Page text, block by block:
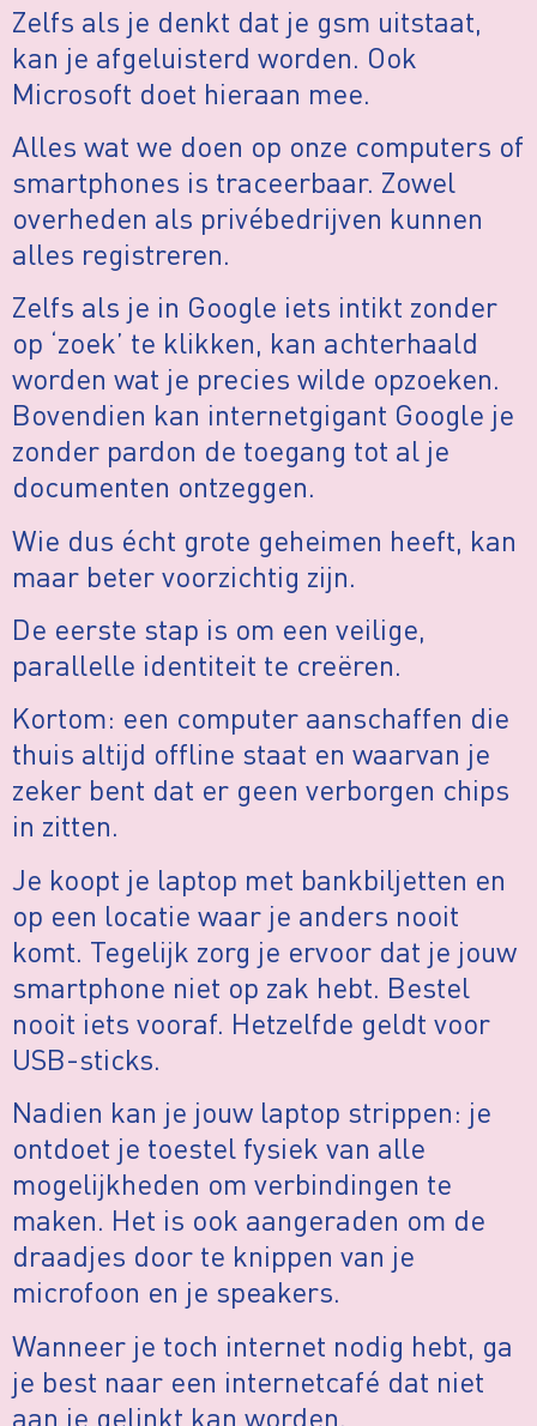
Zelfs als je denkt dat je gsm uitstaat,
kan je afgeluisterd worden. Ook
Microsoft doet hieraan mee.
Alles wat we doen op onze computers of
smartphones is traceerbaar. Zowel
overheden als privébedrijven kunnen
alles registreren.
Zelfs als je in Google iets intikt zonder
op ‘zoek’ te klikken, kan achterhaald
worden wat je precies wilde opzoeken.
Bovendien kan internetgigant Google je
zonder pardon de toegang tot al je
documenten ontzeggen.
Wie dus écht grote geheimen heeft, kan
maar beter voorzichtig zijn.
De eerste stap is om een veilige,
parallelle identiteit te creëren.
Kortom: een computer aanschaffen die
thuis altijd offline staat en waarvan je
zeker bent dat er geen verborgen chips
in zitten.
Je koopt je laptop met bankbiljetten en
op een locatie waar je anders nooit
komt. Tegelijk zorg je ervoor dat je jouw
smartphone niet op zak hebt. Bestel
nooit iets vooraf. Hetzelfde geldt voor
USB-sticks.
Nadien kan je jouw laptop strippen: je
ontdoet je toestel fysiek van alle
mogelijkheden om verbindingen te
maken. Het is ook aangeraden om de
draadjes door te knippen van je
microfoon en je speakers.
Wanneer je toch internet nodig hebt, ga
je best naar een internetcafé dat niet
aan je gelinkt kan worden.